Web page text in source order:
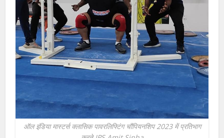
ऑल इंडिया मास्टर्स क्लासिक पावरलिफ्टिंग चौंपियनशिप 2023 में प्रतिभाग